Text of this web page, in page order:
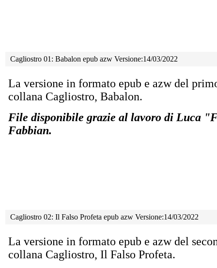
Cagliostro 01: Babalon epub azw Versione:14/03/2022
La versione in formato epub e azw del
collana Cagliostro, Babalon.
File disponibile grazie al lavoro di Luca
Fabbian.
Cagliostro 02: Il Falso Profeta epub azw Versione:14/03/2022
La versione in formato epub e azw del
collana Cagliostro, Il Falso Profeta.